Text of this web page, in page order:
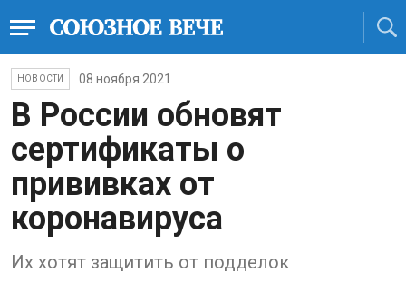
НОВОСТИ 08 ноября 2021
В России обновят
сертификаты о
прививках от
коронавируса
Их хотят защитить от подделок